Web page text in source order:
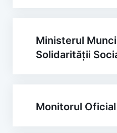
Ministerul
Solidarității
Monitorul Oficial